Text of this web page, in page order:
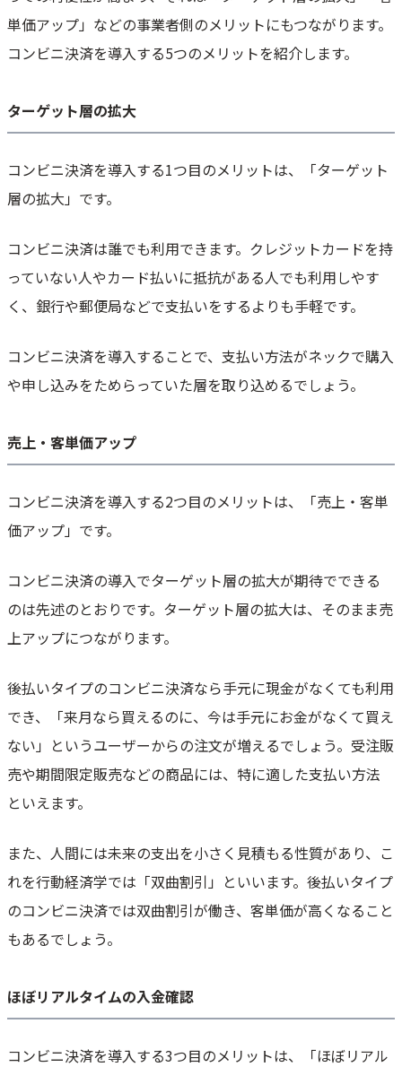
単価アップ」などの事業者側のメリットにもつながります。
コンビニ決済を導入する5つのメリットを紹介します。
ターゲット層の拡大
コンビニ決済を導入する1つ目のメリットは、「ターゲット
層の拡大」です。
コンビニ決済は誰でも利用できます。クレジットカードを持
っていない人やカード払いに抵抗がある人でも利用しやす
く、銀行や郵便局などで支払いをするよりも手軽です。
コンビニ決済を導入することで、支払い方法がネックで購入
や申し込みをためらっていた層を取り込めるでしょう。
売上・客単価アップ
コンビニ決済を導入する2つ目のメリットは、「売上・客単
価アップ」です。
コンビニ決済の導入でターゲット層の拡大が期待でできる
のは先述のとおりです。ターゲット層の拡大は、そのまま売
上アップにつながります。
後払いタイプのコンビニ決済なら手元に現金がなくても利用
でき、「来月なら買えるのに、今は手元にお金がなくて買え
ない」というユーザーからの注文が増えるでしょう。受注販
売や期間限定販売などの商品には、特に適した支払い方法
といえます。
また、人間には未来の支出を小さく見積もる性質があり、こ
れを行動経済学では「双曲割引」といいます。後払いタイプ
のコンビニ決済では双曲割引が働き、客単価が高くなること
もあるでしょう。
ほぼリアルタイムの入金確認
コンビニ決済を導入する3つ目のメリットは、「ほぼリアル